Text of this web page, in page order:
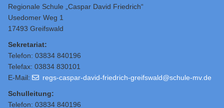
Regionale Schule „Caspar David Friedrich“
Usedomer Weg 1
17493 Greifswald
Sekretariat:
Telefon: 03834 840196
Telefax: 03834 830101
E-Mail:
regs-caspar-david-friedrich-greifswald@schule-mv.de
Schulleitung:
Telefon: 03834 840196